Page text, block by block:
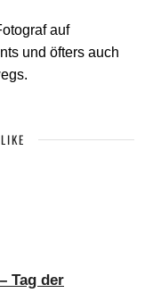
auf
und öfters auch
Tag der